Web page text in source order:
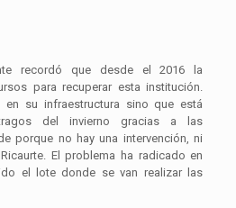
recordó que desde el 2016 la
para recuperar esta institución.
en su infraestructura sino que está
del invierno gracias a las
porque no hay una intervención, ni
El problema ha radicado en
el lote donde se van realizar las